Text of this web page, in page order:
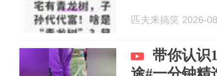
匹夫来搞笑 2026-
带你认识